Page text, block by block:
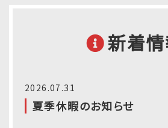
新着
2026.07.31
夏季休暇のお知らせ